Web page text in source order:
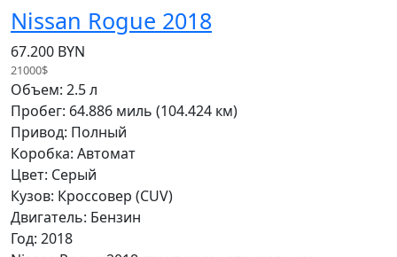
Nissan Rogue 2018
67.200 BYN
21000$
Объем: 2.5 л
Пробег: 64.886 миль (104.424 км)
Привод: Полный
Коробка: Автомат
Цвет: Серый
Кузов: Кроссовер (CUV)
Двигатель: Бензин
Год: 2018